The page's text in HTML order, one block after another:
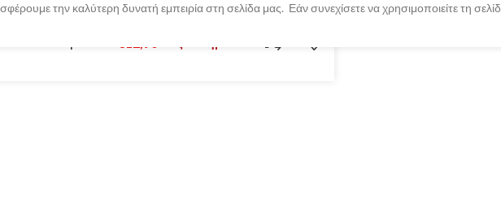
την καλύτερη δυνατή εμπειρία στη σελίδα μας. Εάν συνεχίσετε να χρησιμοποιείτε τη